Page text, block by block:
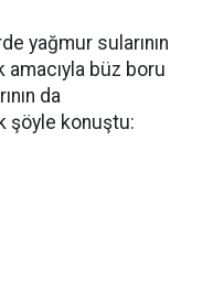
yağmur sularının
büz boru
da
şöyle konuştu: